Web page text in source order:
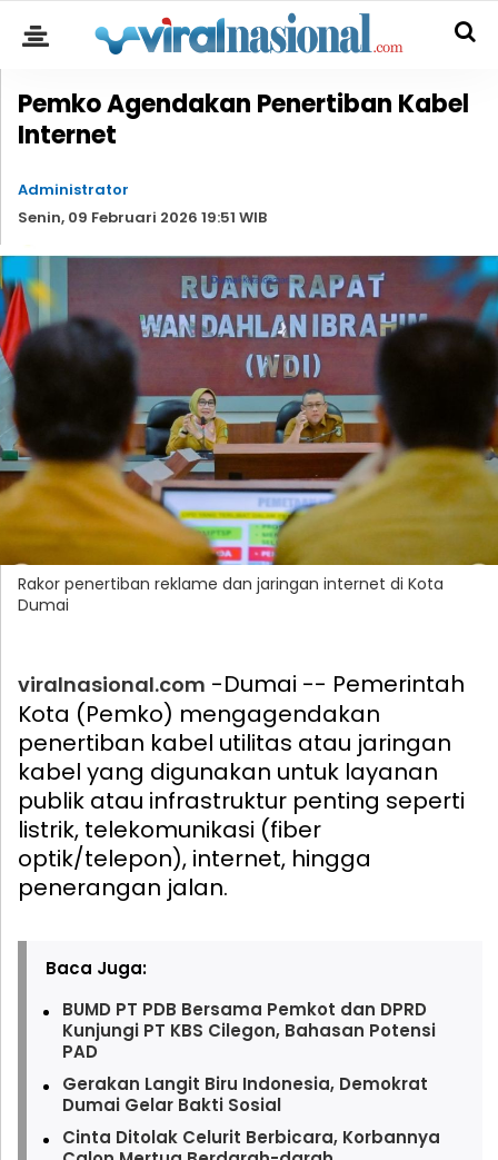
Pemko Agendakan Penertiban Kabel
Internet
Administrator
Senin, 09 Februari 2026 19:51 WIB
Rakor penertiban reklame dan jaringan internet di Kota
Dumai
viralnasional.com -Dumai -- Pemerintah
Kota (Pemko) mengagendakan
penertiban kabel utilitas atau jaringan
kabel yang digunakan untuk layanan
publik atau infrastruktur penting seperti
listrik, telekomunikasi (fiber
optik/telepon), internet, hingga
penerangan jalan.
Baca Juga:
BUMD PT PDB Bersama Pemkot dan DPRD
Kunjungi PT KBS Cilegon, Bahasan Potensi
PAD
Gerakan Langit Biru Indonesia, Demokrat
Dumai Gelar Bakti Sosial
Cinta Ditolak Celurit Berbicara, Korbannya